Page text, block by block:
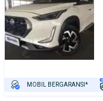
MOBIL BERGARANSI*